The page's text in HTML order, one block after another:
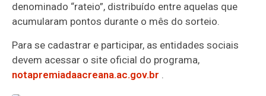
denominado “rateio”, distribuído entre aquelas que
acumularam pontos durante o mês do sorteio.
Para se cadastrar e participar, as entidades sociais
devem acessar o site oficial do programa,
notapremiadaacreana.ac.gov.br .